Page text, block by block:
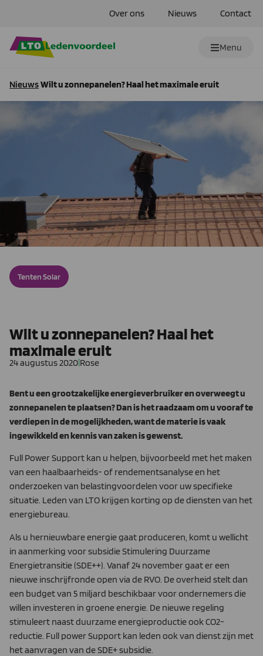
Over ons Nieuws Contact
Menu
NieuwsWilt u zonnepanelen? Haal het maximale eruit
Tenten Solar
Wilt u zonnepanelen? Haal het
maximale eruit
24 augustus 2020|Rose
Bent u een grootzakelijke energieverbruiker en overweegt u
zonnepanelen te plaatsen? Dan is het raadzaam om u vooraf te
verdiepen in de mogelijkheden, want de materie is vaak
ingewikkeld en kennis van zaken is gewenst.
Full Power Support kan u helpen, bijvoorbeeld met het maken
van een haalbaarheids- of rendementsanalyse en het
onderzoeken van belastingvoordelen voor uw specifieke
situatie. Leden van LTO krijgen korting op de diensten van het
energiebureau.
Als u hernieuwbare energie gaat produceren, komt u wellicht
in aanmerking voor subsidie Stimulering Duurzame
Energietransitie (SDE++). Vanaf 24 november gaat er een
nieuwe inschrijfronde open via de RVO. De overheid stelt dan
een budget van 5 miljard beschikbaar voor ondernemers die
willen investeren in groene energie. De nieuwe regeling
stimuleert naast duurzame energieproductie ook CO2-
reductie. Full power Support kan leden ook van dienst zijn met
het aanvragen van de SDE+ subsidie.